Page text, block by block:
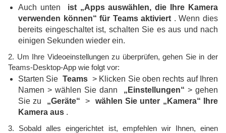
Auch unten ist „Apps auswählen, die Ihre Kamera
verwenden können“ für Teams aktiviert . Wenn dies
bereits eingeschaltet ist, schalten Sie es aus und nach
einigen Sekunden wieder ein.
2. Um Ihre Videoeinstellungen zu überprüfen, gehen Sie in der
Teams-Desktop-App wie folgt vor:
Starten SieTeams > Klicken Sie oben rechts auf Ihren
Namen > wählen Sie dann „Einstellungen“ > gehen
Sie zu „Geräte“ > wählen Sie unter „Kamera“ Ihre
Kamera aus .
3. Sobald alles eingerichtet ist, empfehlen wir Ihnen, einen